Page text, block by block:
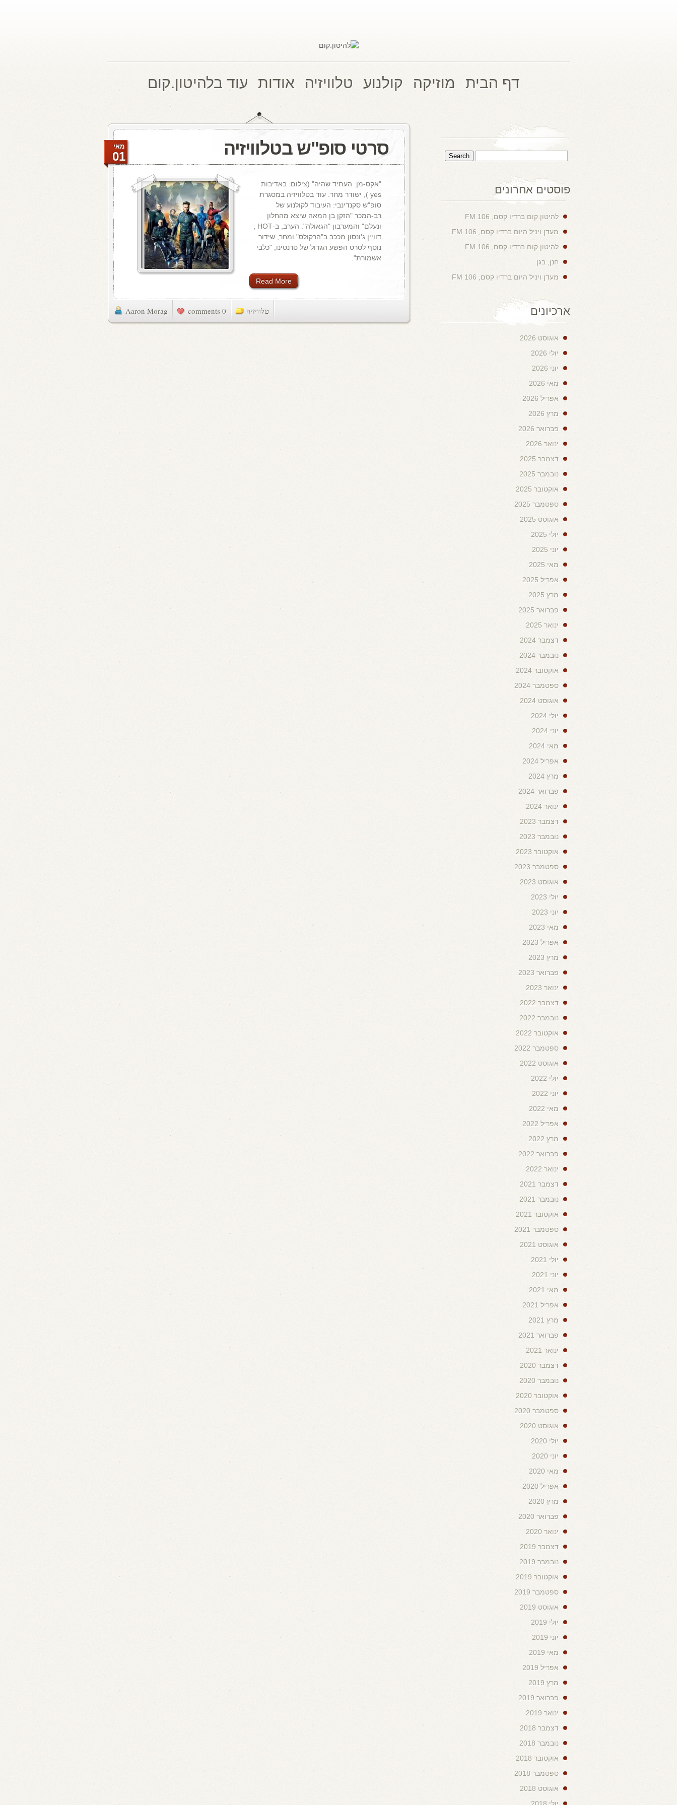
דף הבית מוזיקה קולנוע טלוויזיה אודות עוד בלהיטון.קום
סרטי סופ"ש בטלוויזיה מאי
01
"אקס-מן: העתיד שהיה" (צילום: באדיבות
yes ), ישודר מחר. עוד בטלוויזיה במסגרת
סופ"ש סקנדינבי: העיבוד לקולנוע של
רב-המכר "הזקן בן המאה שיצא מהחלון
דוויין ג'ונסון מככב ב"הרקולס" ומחר, שידור
נוסף לסרט הפשע הגדול של טרנטינו, "כלבי
אשמורת".
Read More
Aaron Morag 0 comments טלוויזיה
פוסטים אחרונים
להיטון.קום ברדיו קסם, 106 FM
מעדן ויניל היום ברדיו קסם, 106 FM
להיטון.קום ברדיו קסם, 106 FM
חנן, בגן
מעדן ויניל היום ברדיו קסם, 106 FM
ארכיונים
אוגוסט 2026
יולי 2026
יוני 2026
מאי 2026
אפריל 2026
מרץ 2026
פברואר 2026
ינואר 2026
דצמבר 2025
נובמבר 2025
אוקטובר 2025
ספטמבר 2025
אוגוסט 2025
יולי 2025
יוני 2025
מאי 2025
אפריל 2025
מרץ 2025
פברואר 2025
ינואר 2025
דצמבר 2024
נובמבר 2024
אוקטובר 2024
ספטמבר 2024
אוגוסט 2024
יולי 2024
יוני 2024
מאי 2024
אפריל 2024
מרץ 2024
פברואר 2024
ינואר 2024
דצמבר 2023
נובמבר 2023
אוקטובר 2023
ספטמבר 2023
אוגוסט 2023
יולי 2023
יוני 2023
מאי 2023
אפריל 2023
מרץ 2023
פברואר 2023
ינואר 2023
דצמבר 2022
נובמבר 2022
אוקטובר 2022
ספטמבר 2022
אוגוסט 2022
יולי 2022
יוני 2022
מאי 2022
אפריל 2022
מרץ 2022
פברואר 2022
ינואר 2022
דצמבר 2021
נובמבר 2021
אוקטובר 2021
ספטמבר 2021
אוגוסט 2021
יולי 2021
יוני 2021
מאי 2021
אפריל 2021
מרץ 2021
פברואר 2021
ינואר 2021
דצמבר 2020
נובמבר 2020
אוקטובר 2020
ספטמבר 2020
אוגוסט 2020
יולי 2020
יוני 2020
מאי 2020
אפריל 2020
מרץ 2020
פברואר 2020
ינואר 2020
דצמבר 2019
נובמבר 2019
אוקטובר 2019
ספטמבר 2019
אוגוסט 2019
יולי 2019
יוני 2019
מאי 2019
אפריל 2019
מרץ 2019
פברואר 2019
ינואר 2019
דצמבר 2018
נובמבר 2018
אוקטובר 2018
ספטמבר 2018
אוגוסט 2018